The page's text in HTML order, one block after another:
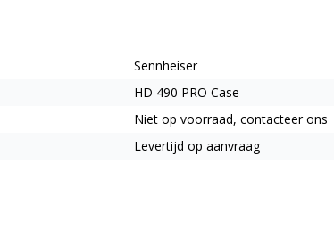
Sennheiser
HD 490 PRO Case
Niet op voorraad, contacteer ons
Levertijd op aanvraag